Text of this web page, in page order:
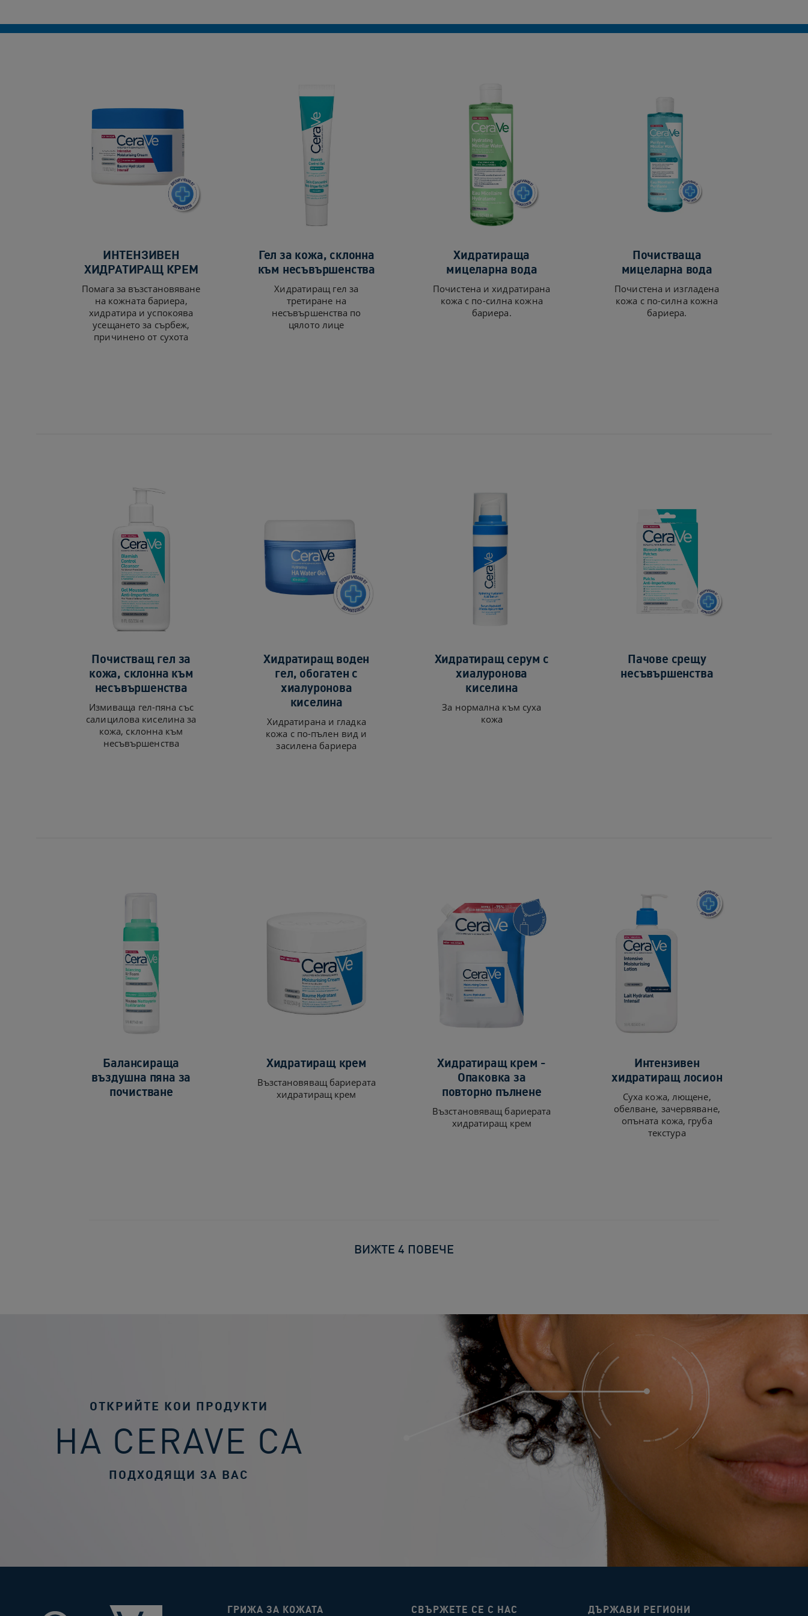
ИНТЕНЗИВЕН
ХИДРАТИРАЩ КРЕМ
Помага за възстановяване
на кожната бариера,
хидратира и успокоява
усещането за сърбеж,
причинено от сухота
Гел за кожа, склонна
към несъвършенства
Хидратиращ гел за
третиране на
несъвършенства по
цялото лице
Хидратираща
мицеларна вода
Почистена и хидратирана
кожа с по-силна кожна
бариера.
Почистваща
мицеларна вода
Почистена и изгладена
кожа с по-силна кожна
бариера.
Почистващ гел за
кожа, склонна към
несъвършенства
Измиваща гел-пяна със
салицилова киселина за
кожа, склонна към
несъвършенства
Хидратиращ воден
гел, обогатен с
хиалуронова
киселина
Хидратирана и гладка
кожа с по-пълен вид и
засилена бариера
Хидратиращ серум с
хиалуронова
киселина
За нормална към суха
кожа
Пачове срещу
несъвършенства
Балансираща
въздушна пяна за
почистване
Хидратиращ крем
Възстановяващ бариерата
хидратиращ крем
Хидратиращ крем -
Опаковка за
повторно пълнене
Възстановяващ бариерата
хидратиращ крем
Интензивен
хидратиращ лосион
Cуха кожа, лющене,
обелване, зачервяване,
опъната кожа, груба
текстура
ВИЖТЕ 4 ПОВЕЧЕ
ОТКРИЙТЕ КОИ ПРОДУКТИ
НА CERAVE СА
ПОДХОДЯЩИ ЗА ВАС
ГРИЖА ЗА КОЖАТА СВЪРЖЕТЕ СЕ С НАС ДЪРЖАВИ РЕГИОНИ